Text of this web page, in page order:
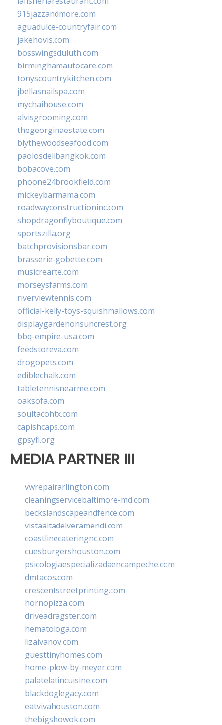
915jazzandmore.com
aguadulce-countryfair.com
jakehovis.com
bosswingsduluth.com
birminghamautocare.com
tonyscountrykitchen.com
jbellasnailspa.com
mychaihouse.com
alvisgrooming.com
thegeorginaestate.com
blythewoodseafood.com
paolosdelibangkok.com
bobacove.com
phoone24brookfield.com
mickeybarmama.com
roadwayconstructioninc.com
shopdragonflyboutique.com
sportszilla.org
batchprovisionsbar.com
brasserie-gobette.com
musicrearte.com
morseysfarms.com
riverviewtennis.com
official-kelly-toys-squishmallows.com
displaygardenonsuncrest.org
bbq-empire-usa.com
feedstoreva.com
drogopets.com
ediblechalk.com
tabletennisnearme.com
oaksofa.com
soultacohtx.com
capishcaps.com
gpsyfl.org
MEDIA PARTNER III
vwrepairarlington.com
cleaningservicebaltimore-md.com
beckslandscapeandfence.com
vistaaltadelveramendi.com
coastlinecateringnc.com
cuesburgershouston.com
psicologiaespecializadaencampeche.com
dmtacos.com
crescentstreetprinting.com
hornopizza.com
driveadragster.com
hematologa.com
lizaivanov.com
guesttinyhomes.com
home-plow-by-meyer.com
palatelatincuisine.com
blackdoglegacy.com
eatvivahouston.com
thebigshowok.com